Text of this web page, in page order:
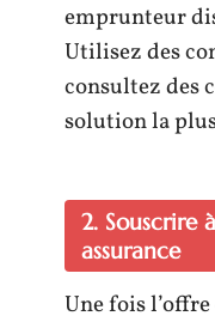
emprunteur
Utilisez des
consultez des
solution la
2. Souscrire
assurance
Une fois